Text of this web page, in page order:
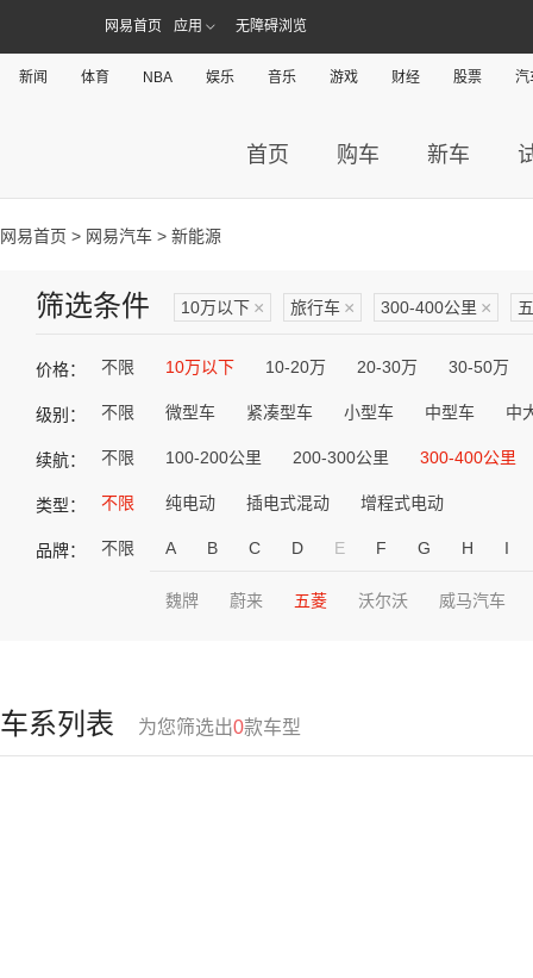
网易首页 应用 无障碍浏览
新闻 体育 NBA 娱乐 音乐 游戏 财经 股票 汽
首页 购车 新车
网易首页 > 网易汽车 > 新能源
筛选条件 10万以下 × 旅行车 × 300-400公里 ×
价格： 不限 10万以下 10-20万 20-30万 30-50万
级别： 不限 微型车 紧凑型车 小型车 中型车 中
续航： 不限 100-200公里 200-300公里 300-400公里
类型： 不限 纯电动 插电式混动 增程式电动
品牌： 不限 A B C D E F G H I
魏牌 蔚来 五菱 沃尔沃 威马汽车
车系列表 为您筛选出0款车型